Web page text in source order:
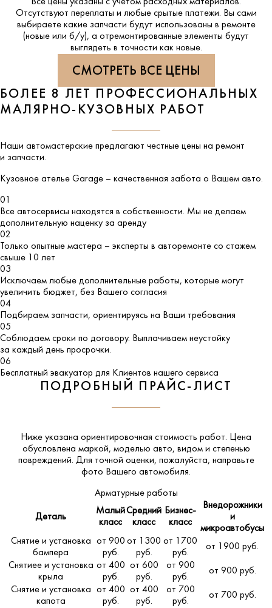
Отсутствуют переплаты и любые срытые платежи. Вы сами
выбираете какие запчасти будут использованы в ремонте
(новые или б/у), а отремонтированные элементы будут
выглядеть в точности как новые.
СМОТРЕТЬ ВСЕ ЦЕНЫ
БОЛЕЕ 8 ЛЕТ ПРОФЕССИОНАЛЬНЫХ
МАЛЯРНО-КУЗОВНЫХ РАБОТ
Наши автомастерские предлагают честные цены на ремонт
и запчасти.
Кузовное ателье Garage – качественная забота о Вашем авто.
01
Все автосервисы находятся в собственности. Мы не делаем
дополнительную наценку за аренду
02
Только опытные мастера – эксперты в авторемонте со стажем
свыше 10 лет
03
Исключаем любые дополнительные работы, которые могут
увеличить бюджет, без Вашего согласия
04
Подбираем запчасти, ориентируясь на Ваши требования
05
Соблюдаем сроки по договору. Выплачиваем неустойку
за каждый день просрочки.
06
Бесплатный эвакуатор для Клиентов нашего сервиса
ПОДРОБНЫЙ ПРАЙС-ЛИСТ
Ниже указана ориентировочная стоимость работ. Цена
обусловлена маркой, моделью авто, видом и степенью
повреждений. Для точной оценки, пожалуйста, направьте
фото Вашего автомобиля.
Арматурные работы
Деталь
Малый
класс
Средний
класс
Бизнес-
класс
Внедорожники
и
микроавтобусы
Снятие и установка
бампера
от 900
руб.
от 1300
руб.
от 1700
руб.
от 1900 руб.
Снятиее и установка
крыла
от 400
руб.
от 600
руб.
от 900
руб.
от 900 руб.
Снятие и установка
капота
от 400
руб.
от 400
руб.
от 700
руб.
от 700 руб.